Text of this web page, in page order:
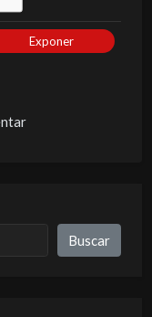
Exponer
Buscar